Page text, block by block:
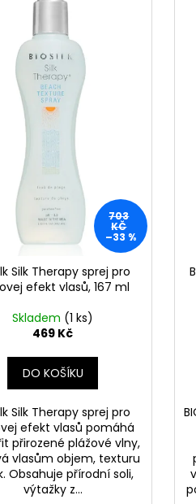
703
KČ
–33 %
Silk Therapy sprej pro
efekt vlasů, 167 ml
Skladem (1 ks)
469 Kč
DO KOŠÍKU
Silk Therapy sprej pro
efekt vlasů pomáhá
přirozené plážové vlny,
vlasům objem, texturu
Obsahuje přírodní soli,
výtažky z...
SÉRUM S VITAMÍNY C, E, F 30 ML